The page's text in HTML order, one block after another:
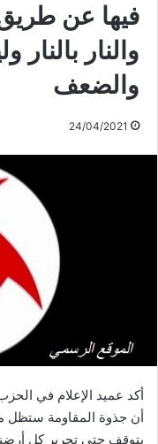
فيها عن طريق
والنار
والضعف
24/04/2021
أكد عميد الإعلام في
أن جذوة المقاومة ستظل
يتوقف حتى تحرير كل أرضنا